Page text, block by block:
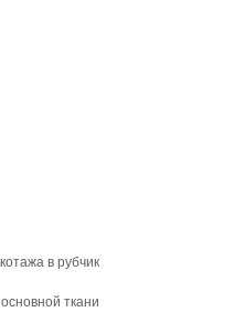
в рубчик
ткани